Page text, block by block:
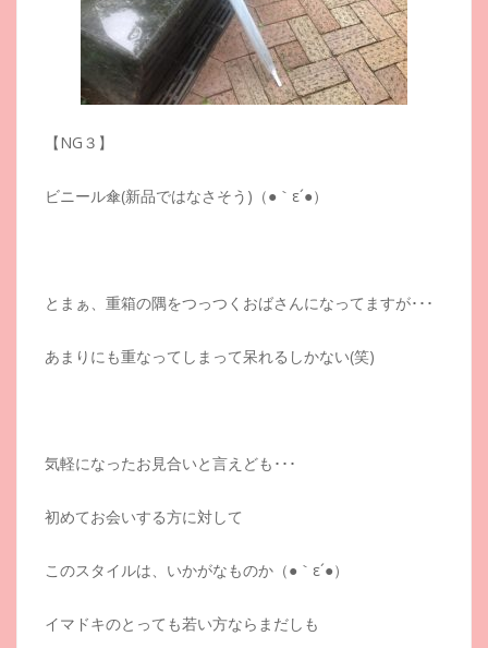
【NG３】
ビニール傘(新品ではなさそう)（●｀ε´●）
とまぁ、重箱の隅をつっつくおばさんになってますが･･･
あまりにも重なってしまって呆れるしかない(笑)
気軽になったお見合いと言えども･･･
初めてお会いする方に対して
このスタイルは、いかがなものか（●｀ε´●）
イマドキのとっても若い方ならまだしも